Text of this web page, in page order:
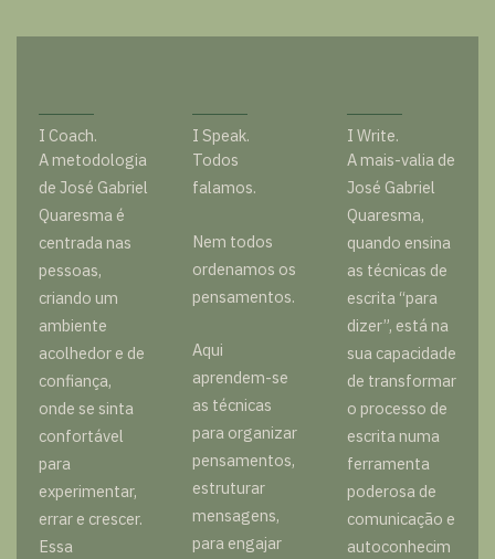
I Coach.
A metodologia
de José Gabriel
Quaresma é
centrada nas
pessoas,
criando um
ambiente
acolhedor e de
confiança,
onde se sinta
confortável
para
experimentar,
errar e crescer.
Essa
I Speak.
Todos
falamos.
Nem todos
ordenamos os
pensamentos.
Aqui
aprendem-se
as técnicas
para organizar
pensamentos,
estruturar
mensagens,
para engajar
I Write.
A mais-valia de
José Gabriel
Quaresma,
quando ensina
as técnicas de
escrita “para
dizer”, está na
sua capacidade
de transformar
o processo de
escrita numa
ferramenta
poderosa de
comunicação e
autoconhecim